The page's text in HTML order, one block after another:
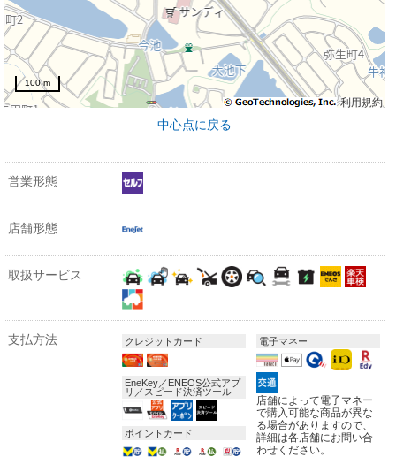
利用規約
100 m
中心点に戻る
営業形態
店舗形態
取扱サービス
支払方法 クレジットカード
EneKey／ENEOS公式アプ
リ／スピード決済ツール
ポイントカード
電子マネー
店舗によって電子マネー
で購入可能な商品が異な
る場合がありますので、
詳細は各店舗にお問い合
わせください。